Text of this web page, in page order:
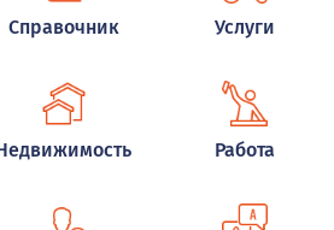
Справочник Услуги
Работа